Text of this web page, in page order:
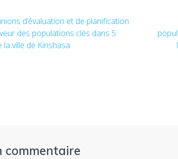
d’évaluation et de planification
des populations clés dans 5
ville de Kinshasa
commentaire